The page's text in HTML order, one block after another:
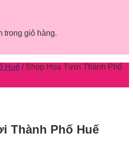
trong giỏ hàng.
Huế /Shop Hoa Tươi Thành Phố
Thành Phố Huế